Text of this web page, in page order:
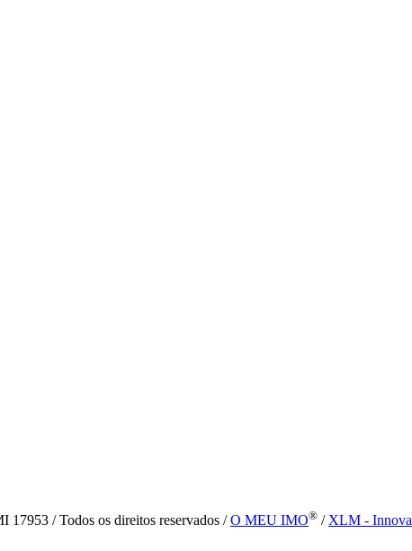
17953 / Todos os direitos reservados /O MEU IMO® / XLM -